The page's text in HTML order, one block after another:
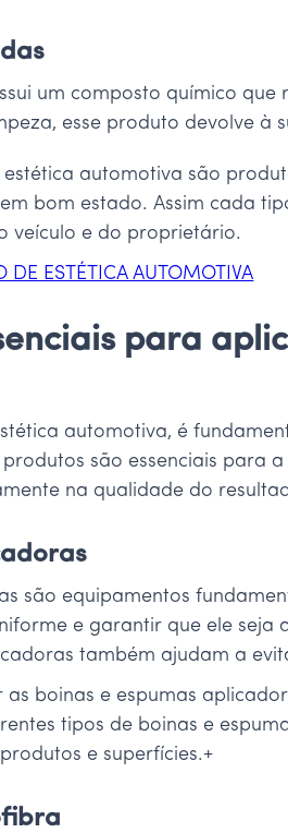
um composto químico
esse produto devolve
automotiva são
bom estado. Assim cada
veículo e do proprietário.
DE ESTÉTICA AUTOMOTIVA
para
automotiva, é
são essenciais
na qualidade do
são equipamentos
e garantir que ele seja
também ajudam a
as boinas e espumas
tipos de boinas e
e superfícies.+